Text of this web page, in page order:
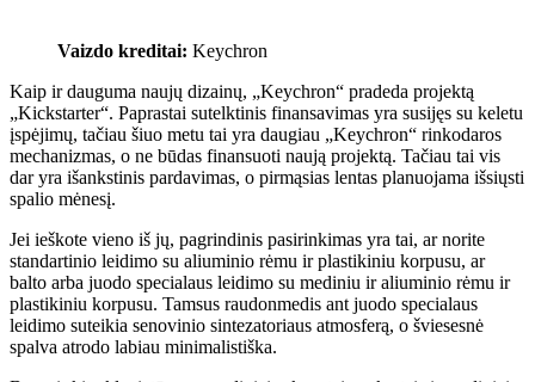
Vaizdo kreditai: Keychron
Kaip ir dauguma naujų dizainų, „Keychron“ pradeda projektą
„Kickstarter“. Paprastai sutelktinis finansavimas yra susijęs su keletu
įspėjimų, tačiau šiuo metu tai yra daugiau „Keychron“ rinkodaros
mechanizmas, o ne būdas finansuoti naują projektą. Tačiau tai vis
dar yra išankstinis pardavimas, o pirmąsias lentas planuojama išsiųsti
spalio mėnesį.
Jei ieškote vieno iš jų, pagrindinis pasirinkimas yra tai, ar norite
standartinio leidimo su aliuminio rėmu ir plastikiniu korpusu, ar
balto arba juodo specialaus leidimo su mediniu ir aliuminio rėmu ir
plastikiniu korpusu. Tamsus raudonmedis ant juodo specialaus
leidimo suteikia senovinio sintezatoriaus atmosferą, o šviesesnė
spalva atrodo labiau minimalistiška.